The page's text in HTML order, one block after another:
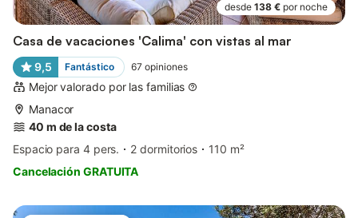
desde 138 € por noche
Casa de vacaciones 'Calima' con vistas al mar
9,5 Fantástico 67 opiniones
Mejor valorado por las familias
Manacor
40 m de la costa
Espacio para 4 pers.
2 dormitorios
110 m²
Cancelación GRATUITA